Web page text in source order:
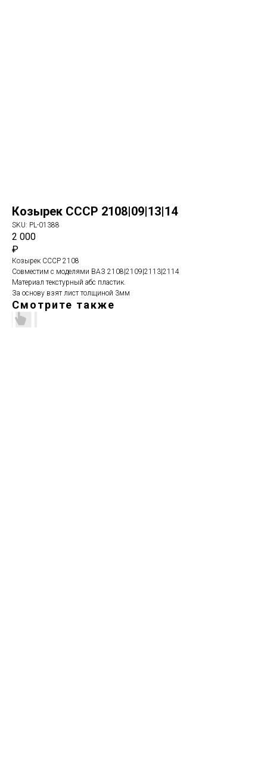
Козырек СССР 2108|09|13|14
SKU: PL-01388
2 000
₽
Козырек СССР 2108
Совместим с моделями ВАЗ 2108|2109|2113|2114
Материал текстурный абс пластик.
За основу взят лист толщиной 3мм
Смотрите также